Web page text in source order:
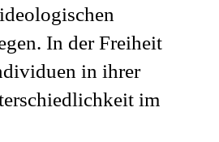
In der Freiheit
in ihrer
im